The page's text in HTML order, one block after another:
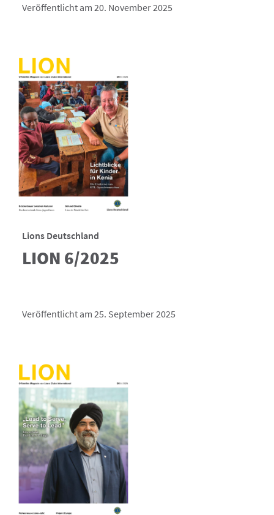
Veröffentlicht am 20. November 2025
Lions Deutschland
LION 6/2025
Veröffentlicht am 25. September 2025